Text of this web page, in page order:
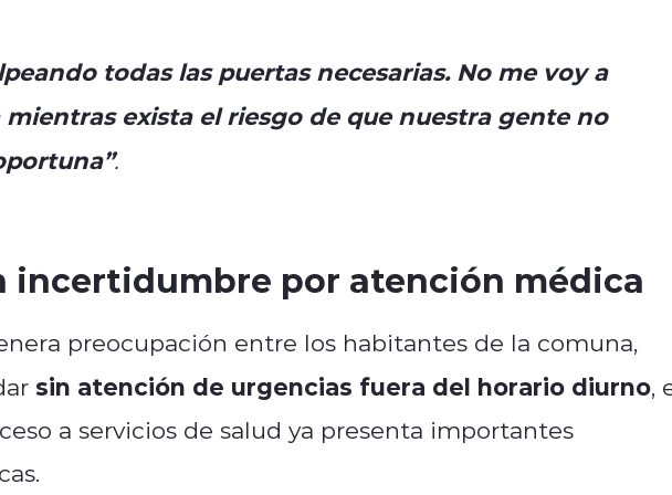
todas las puertas necesarias. No me voy a
exista el riesgo de que nuestra gente no
.
incertidumbre por atención médica
preocupación entre los habitantes de la comuna,
sin atención de urgencias fuera del horario diurno,
a servicios de salud ya presenta importantes